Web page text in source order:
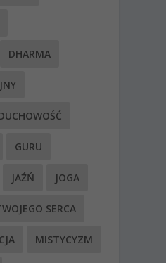
DHARMA
GURU
JAŹŃ JOGA
SERCA
MISTYCYZM